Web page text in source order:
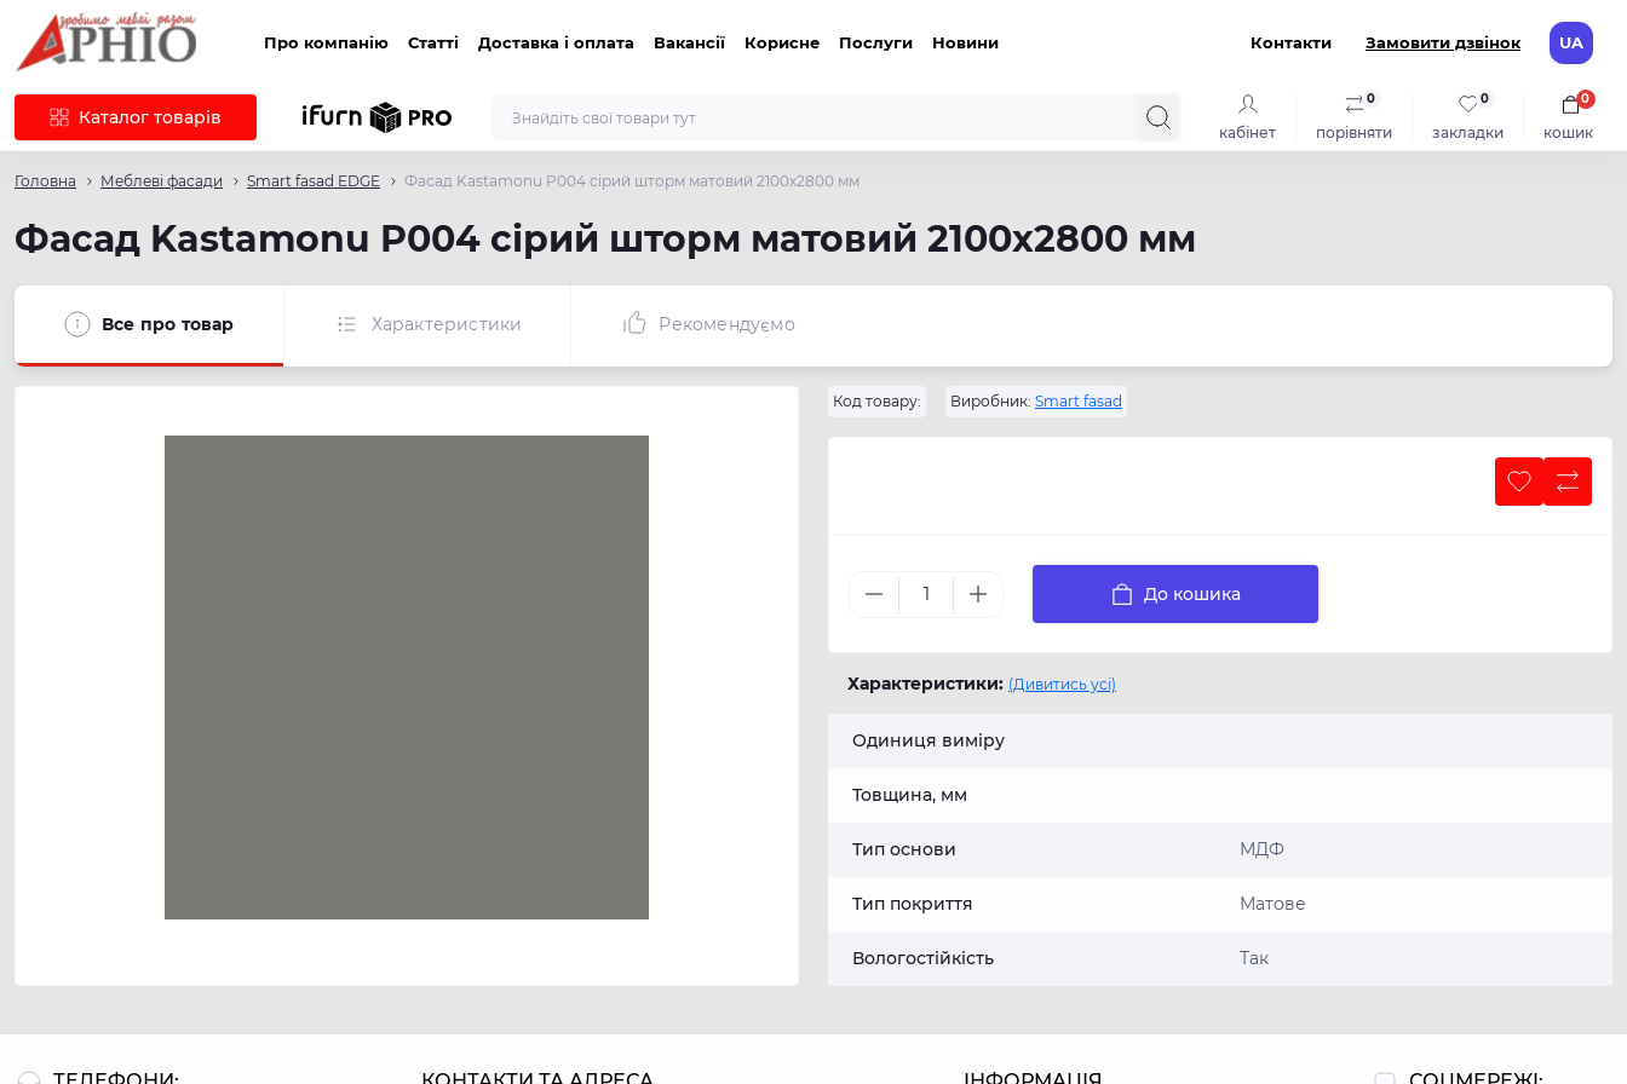
Про компанію Статті Доставка і оплата Вакансії Корисне Послуги Новини Контакти Замовити дзвінок UA
Каталог товарів
кабінет порівняти
0
закладки
0
кошик
0
Головна Меблеві фасади Smart fasad EDGE Фасад Kastamonu P004 сірий шторм матовий 2100х2800 мм
Фасад Kastamonu P004 сірий шторм матовий 2100х2800 мм
Все про товар Характеристики Рекомендуємо
Код товару: Виробник: Smart fasad
До кошика
Характеристики: (Дивитись усі)
Одиниця виміру
Товщина, мм
Тип основи МДФ
Тип покриття Матове
Вологостійкість Так